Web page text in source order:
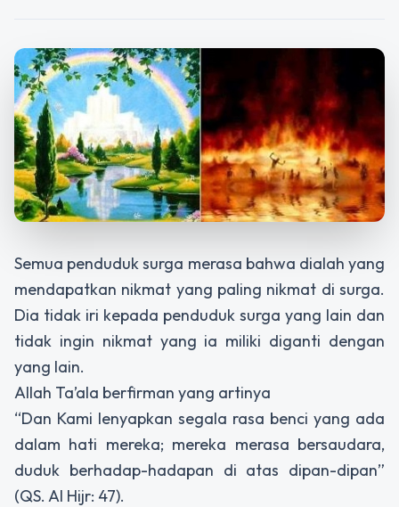
Semua penduduk surga merasa bahwa dialah yang
mendapatkan nikmat yang paling nikmat di surga.
Dia tidak iri kepada penduduk surga yang lain dan
tidak ingin nikmat yang ia miliki diganti dengan
yang lain.
Allah Ta’ala berfirman yang artinya
“Dan Kami lenyapkan segala rasa benci yang ada
dalam hati mereka; mereka merasa bersaudara,
duduk berhadap-hadapan di atas dipan-dipan”
(QS. Al Hijr: 47).